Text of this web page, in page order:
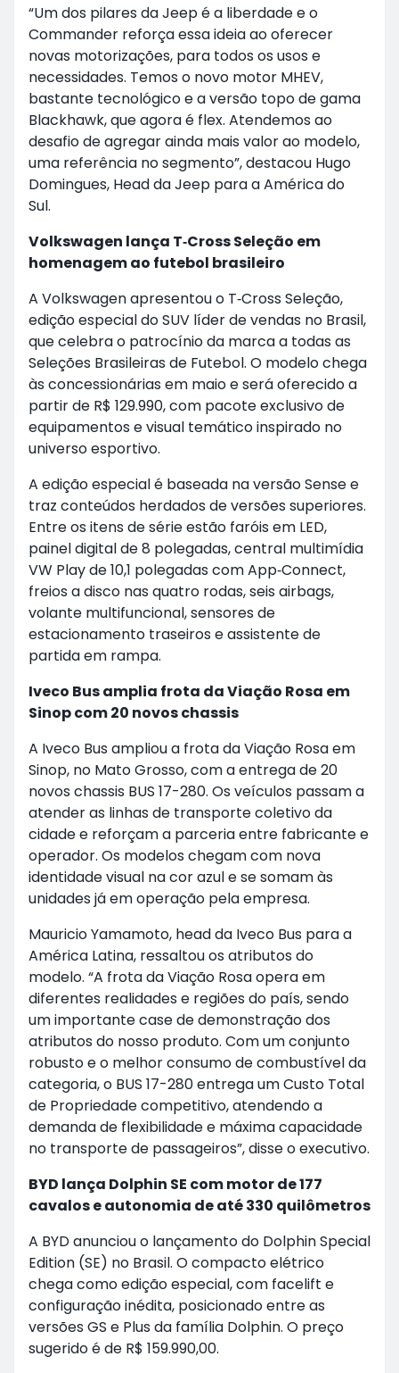
“Um dos pilares da Jeep é a liberdade e o
Commander reforça essa ideia ao oferecer
novas motorizações, para todos os usos e
necessidades. Temos o novo motor MHEV,
bastante tecnológico e a versão topo de gama
Blackhawk, que agora é flex. Atendemos ao
desafio de agregar ainda mais valor ao modelo,
uma referência no segmento”, destacou Hugo
Domingues, Head da Jeep para a América do
Sul.
Volkswagen lança T‑Cross Seleção em
homenagem ao futebol brasileiro
A Volkswagen apresentou o T‑Cross Seleção,
edição especial do SUV líder de vendas no Brasil,
que celebra o patrocínio da marca a todas as
Seleções Brasileiras de Futebol. O modelo chega
às concessionárias em maio e será oferecido a
partir de R$ 129.990, com pacote exclusivo de
equipamentos e visual temático inspirado no
universo esportivo.
A edição especial é baseada na versão Sense e
traz conteúdos herdados de versões superiores.
Entre os itens de série estão faróis em LED,
painel digital de 8 polegadas, central multimídia
VW Play de 10,1 polegadas com App‑Connect,
freios a disco nas quatro rodas, seis airbags,
volante multifuncional, sensores de
estacionamento traseiros e assistente de
partida em rampa.
Iveco Bus amplia frota da Viação Rosa em
Sinop com 20 novos chassis
A Iveco Bus ampliou a frota da Viação Rosa em
Sinop, no Mato Grosso, com a entrega de 20
novos chassis BUS 17-280. Os veículos passam a
atender as linhas de transporte coletivo da
cidade e reforçam a parceria entre fabricante e
operador. Os modelos chegam com nova
identidade visual na cor azul e se somam às
unidades já em operação pela empresa.
Mauricio Yamamoto, head da Iveco Bus para a
América Latina, ressaltou os atributos do
modelo. “A frota da Viação Rosa opera em
diferentes realidades e regiões do país, sendo
um importante case de demonstração dos
atributos do nosso produto. Com um conjunto
robusto e o melhor consumo de combustível da
categoria, o BUS 17-280 entrega um Custo Total
de Propriedade competitivo, atendendo a
demanda de flexibilidade e máxima capacidade
no transporte de passageiros”, disse o executivo.
BYD lança Dolphin SE com motor de 177
cavalos e autonomia de até 330 quilômetros
A BYD anunciou o lançamento do Dolphin Special
Edition (SE) no Brasil. O compacto elétrico
chega como edição especial, com facelift e
configuração inédita, posicionado entre as
versões GS e Plus da família Dolphin. O preço
sugerido é de R$ 159.990,00.